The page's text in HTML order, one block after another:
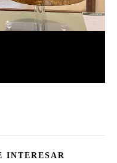
INTERESAR